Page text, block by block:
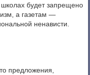
будет запрещено
а газетам —
ненависти.
предложения,